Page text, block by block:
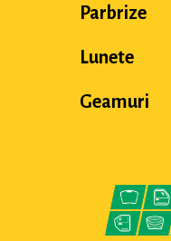
Parbrize
Lunete
Geamuri